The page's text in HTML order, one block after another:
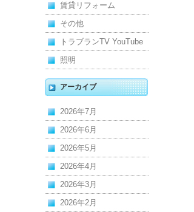
賃貸リフォーム
その他
トラブランTV YouTube
照明
アーカイブ
2026年7月
2026年6月
2026年5月
2026年4月
2026年3月
2026年2月